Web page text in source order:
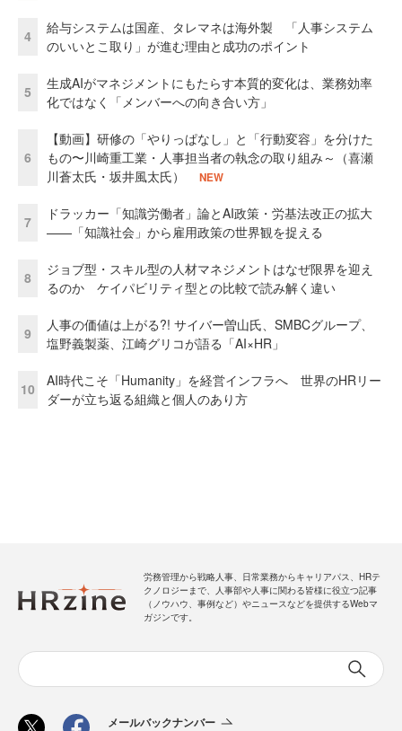
4
給与システムは国産、タレマネは海外製 「人事システム
のいいとこ取り」が進む理由と成功のポイント
5
生成AIがマネジメントにもたらす本質的変化は、業務効率
化ではなく「メンバーへの向き合い方」
6
【動画】研修の「やりっぱなし」と「行動変容」を分けた
もの〜川崎重工業・人事担当者の執念の取り組み～（喜瀬
川蒼太氏・坂井風太氏）
NEW
7
ドラッカー「知識労働者」論とAI政策・労基法改正の拡大
——「知識社会」から雇用政策の世界観を捉える
8
ジョブ型・スキル型の人材マネジメントはなぜ限界を迎え
るのか ケイパビリティ型との比較で読み解く違い
9
人事の価値は上がる?! サイバー曽山氏、SMBCグループ、
塩野義製薬、江崎グリコが語る「AI×HR」
10
AI時代こそ「Humanity」を経営インフラへ 世界のHRリー
ダーが立ち返る組織と個人のあり方
労務管理から戦略人事、日常業務からキャリアパス、HRテ
クノロジーまで、人事部や人事に関わる皆様に役立つ記事
（ノウハウ、事例など）やニュースなどを提供するWebマ
ガジンです。
メールバックナンバー